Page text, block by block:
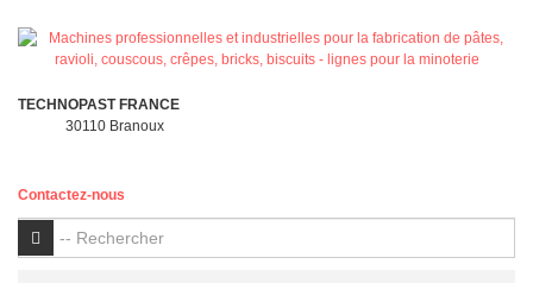
TECHNOPAST FRANCE
30110 Branoux
Contactez-nous
OK